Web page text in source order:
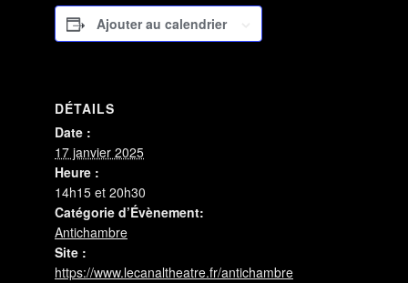
Ajouter au calendrier
DÉTAILS
Date :
17 janvier 2025
Heure :
14h15 et 20h30
Catégorie d’Évènement:
Antichambre
Site :
https://www.lecanaltheatre.fr/antichambre